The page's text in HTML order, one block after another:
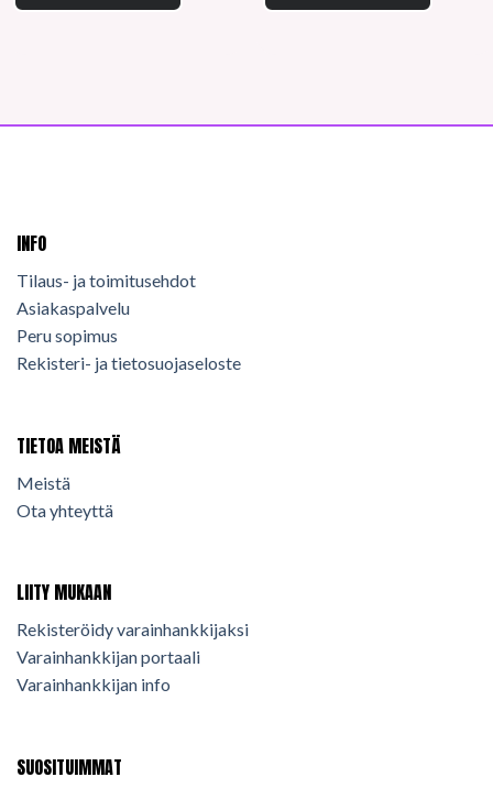
INFO
Tilaus- ja toimitusehdot
Asiakaspalvelu
Peru sopimus
Rekisteri- ja tietosuojaseloste
TIETOA MEISTÄ
Meistä
Ota yhteyttä
LIITY MUKAAN
Rekisteröidy varainhankkijaksi
Varainhankkijan portaali
Varainhankkijan info
SUOSITUIMMAT